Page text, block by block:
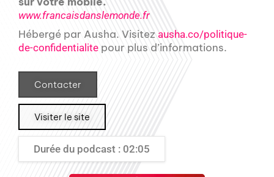
www.francaisdanslemonde.fr
Hébergé par Ausha. Visitez ausha.co/politique-
de-confidentialite pour plus d’informations.
Contacter
Visiter le site
Durée du podcast : 02:05